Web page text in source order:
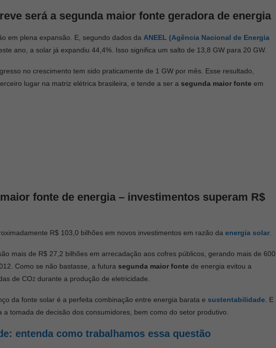
será a segunda maior fonte geradora de energia
em plena expansão. E, segundo dados da ANEEL (Agência Nacional de Energia
ano, a solar já expandiu 44,4%. Isso significa um salto de 13,8 GW para 20 GW.
no crescimento tem sido praticamente de 1 GW por mês. Esse resultado,
lugar na matriz elétrica brasileira, e tende a ser a segunda maior fonte em
fonte de energia – investimentos superam R$
R$ 103,0 bilhões em novos investimentos em razão da energia solar
mais de R$ 27,2 bilhões em arrecadação aos cofres públicos, gerando mais de 600
Como se não bastasse, a futura segunda maior fonte de energia evitou a
de CO2 durante a produção de eletricidade.
da fonte solar é a perfeita combinação entre energia barata e sustentabilidade . E
tomada de decisão dos consumidores, bem como do setor produtivo.
entenda como trabalhamos essa questão